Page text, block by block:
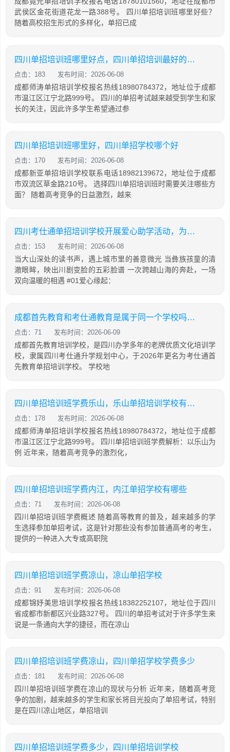
武侯区金花街道花龙一路388号。 四川单招培训班哪里好些？
随着高校招生形式的多样化，单招已成
四川单招培训班哪里好点，四川单招培训最好的学校
点击：183 发布时间：2026-06-08
成都师涛单招培训学校报名热线18980784372，地址位于成都
市温江区江宁北路999号。 四川的单招考试越来越受到学生和家
长的关注，因此许多学生希望通过参
四川单招培训班哪里好，四川单招学校哪个好
点击：170 发布时间：2026-06-08
成都新亚单招培训学校联系电话18982139672，地址位于成都
市双流区草金路210号。 选择四川单招培训班时需要关注哪些方
面？ 随着高考竞争的日益激烈，越来
四川考仕通单招培训学校开展爱心助学活动，为彝乡学子捐赠新课桌并带来非遗展演
点击：153 发布时间：2026-06-08
当大山深处的读书声，遇上城市里的善意微光 当彝族孩童的清
澈眼眸，映出川剧变脸的五彩脸谱 一次跨越山海的奔赴，一场
双向温暖的相遇 #01爱心缘起：
成都首先教育和考仕通教育是属于同一个学校吗？两者有什么关系
点击：71 发布时间：2026-06-09
成都首先教育培训学校，是四川办学多年的老牌优质文化培训学
校，隶属四川考仕通升学规划中心，于2026年更名为考仕通首
先教育单招培训学校。 学校地
四川单招培训班学费乐山，乐山单招培训学校有哪些
点击：178 发布时间：2026-06-08
成都师涛单招培训学校报名热线18980784372，地址位于成都
市温江区江宁北路999号。 四川单招培训班学费解析：以乐山为
例 近年来，随着高考竞争的激烈化，
四川单招培训班学费内江，内江单招学校有哪些
点击：71 发布时间：2026-06-08
四川单招培训班学费概述 随着高等教育的普及，越来越多的学
生选择参加单招考试，这是针对那些没有参加普通高考的考生，
提供的一种进入大专或高职院
四川单招培训班学费凉山，凉山单招学校
点击：91 发布时间：2026-06-08
成都锦妤美思培训学校报名热线18382252107，地址位于四川
省成都市新都区兴业路327号。 四川的单招考试对于许多学生来
说是一条通向大学的捷径，而在凉山
四川单招培训班学费凉山，四川单招学校学费多少
点击：181 发布时间：2026-06-08
四川单招培训班学费在凉山的现状与分析 近年来，随着高考竞
争的加剧，越来越多的学生和家长将目光投向了单招考试，特别
是在四川凉山地区，单招培训
四川单招培训班学费多少，四川单招培训学校